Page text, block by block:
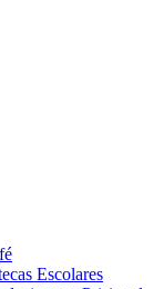
Escolares